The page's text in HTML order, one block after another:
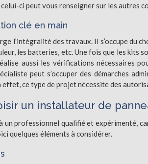
ci peut vous renseigner sur les autres
clé en main
l’intégralité des travaux. Il s’occupe du
les batteries, etc. Une fois que les kits
aussi les vérifications nécessaires
peut s’occuper des démarches
ce type de projet nécessite des
un installateur de
un professionnel qualifié et expérimenté,
quelques éléments à considérer.